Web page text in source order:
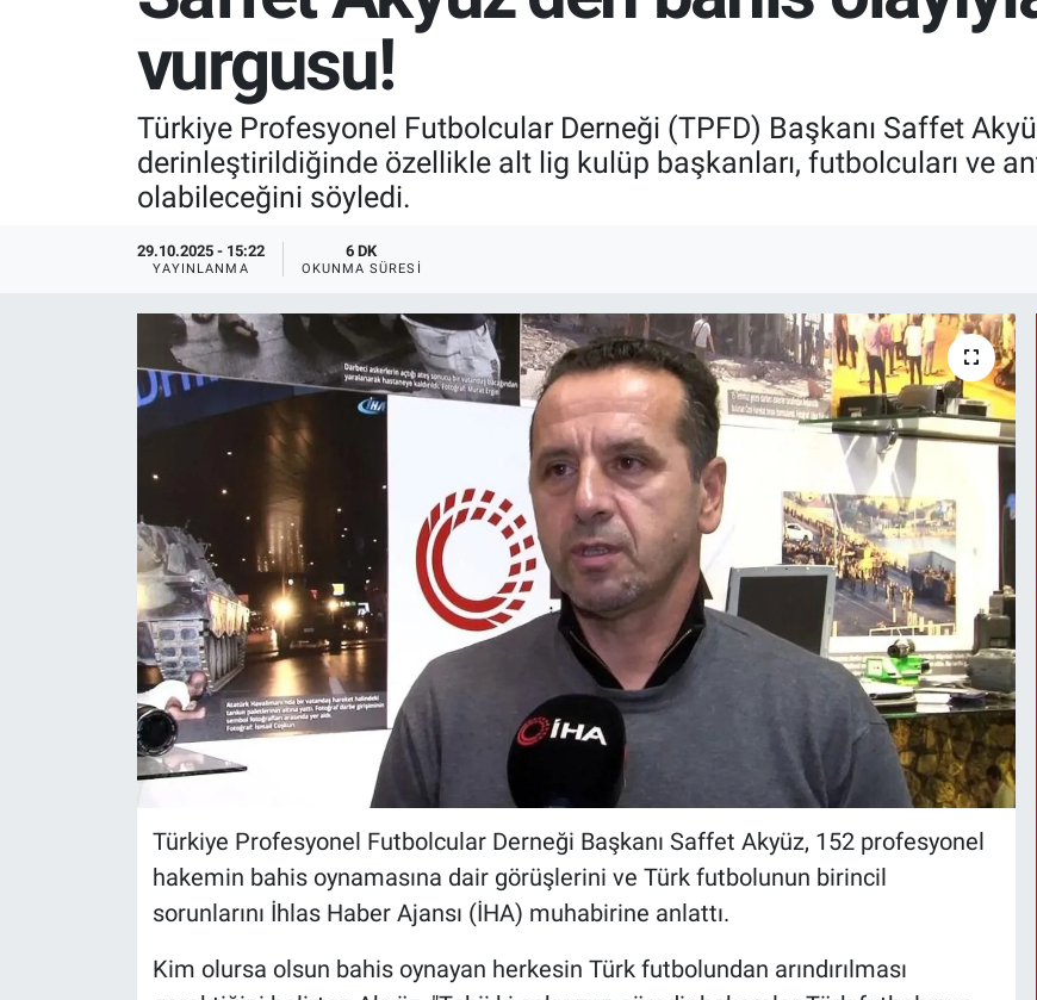
vurgusu!
Türkiye Profesyonel Futbolcular Derneği (TPFD) Başkanı Saffet
derinleştirildiğinde özellikle alt lig kulüp başkanları, futbolcuları ve
olabileceğini söyledi.
29.10.2025 - 15:22
YAYINLANMA
6 DK
OKUNMA SÜRESI
Türkiye Profesyonel Futbolcular Derneği Başkanı Saffet Akyüz, 152 profesyonel
hakemin bahis oynamasına dair görüşlerini ve Türk futbolunun birincil
sorunlarını İhlas Haber Ajansı (İHA) muhabirine anlattı.
Kim olursa olsun bahis oynayan herkesin Türk futbolundan arındırılması